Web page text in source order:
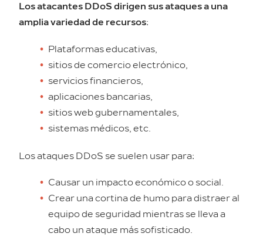
Los atacantes DDoS dirigen sus ataques a una
amplia variedad de recursos:
Plataformas educativas,
sitios de comercio electrónico,
servicios financieros,
aplicaciones bancarias,
sitios web gubernamentales,
sistemas médicos, etc.
Los ataques DDoS se suelen usar para:
Causar un impacto económico o social.
Crear una cortina de humo para distraer al
equipo de seguridad mientras se lleva a
cabo un ataque más sofisticado.